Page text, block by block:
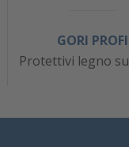
GORI PROFI
Protettivi legno